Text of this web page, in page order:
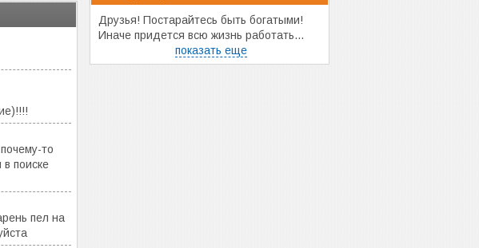
то
поиске
пел на
Друзья! Постарайтесь быть богатыми!
Иначе придется всю жизнь работать...
показать еще